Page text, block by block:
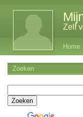
Zelf
Home
Zoeken